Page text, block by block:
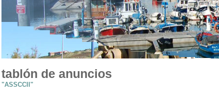
tablón de anuncios
"ASSCCII"